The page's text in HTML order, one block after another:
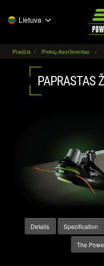
Lietuva
Pradžia Prekių Asortimentas
PAPRASTAS
Details Specification
The